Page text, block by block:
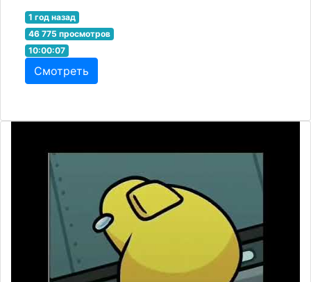
1 год назад
46 775 просмотров
10:00:07
Смотреть